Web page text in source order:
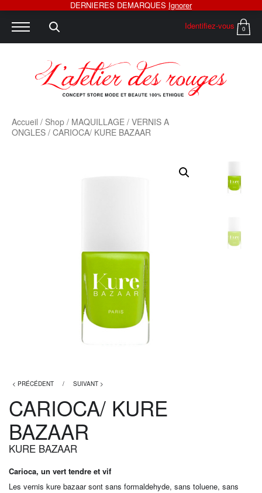
Identifiez-vous 0
Accueil / Shop / MAQUILLAGE / VERNIS A
ONGLES / CARIOCA/ KURE BAZAAR
< PRÉCÉDENT / SUIVANT >
CARIOCA/ KURE
BAZAAR
KURE BAZAAR
Carioca, un vert tendre et vif
Les vernis kure bazaar sont sans formaldehyde, sans toluene, sans
DERNIERES DEMARQUES Ignorer